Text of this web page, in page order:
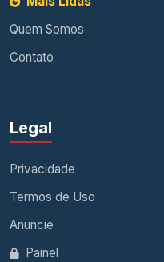
Quem Somos
Contato
Legal
Privacidade
Termos de Uso
Anuncie
Painel